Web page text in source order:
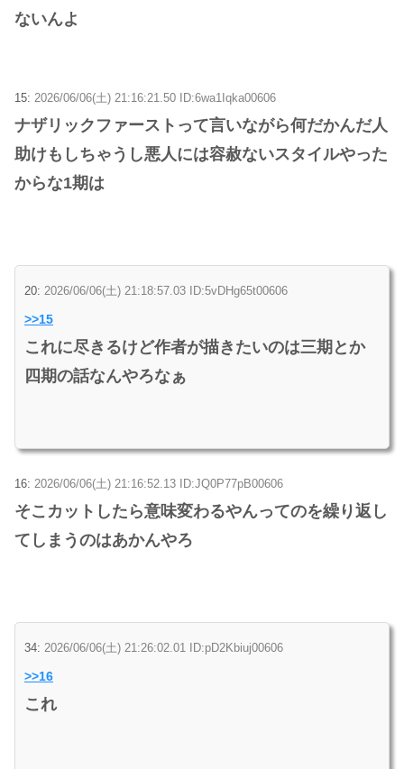
ないんよ
15: 2026/06/06(土) 21:16:21.50 ID:6wa1Iqka00606
ナザリックファーストって言いながら何だかんだ人
助けもしちゃうし悪人には容赦ないスタイルやった
からな1期は
20: 2026/06/06(土) 21:18:57.03 ID:5vDHg65t00606
>>15
これに尽きるけど作者が描きたいのは三期とか
四期の話なんやろなぁ
16: 2026/06/06(土) 21:16:52.13 ID:JQ0P77pB00606
そこカットしたら意味変わるやんってのを繰り返し
てしまうのはあかんやろ
34: 2026/06/06(土) 21:26:02.01 ID:pD2Kbiuj00606
>>16
これ